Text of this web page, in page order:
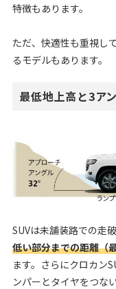
特徴もあります。
ただ、快適性も重視し
るモデルもあります。
最低地上高と3ア
SUVは未舗装路での走
低い部分までの距離（
ます。さらにクロカン
ンパーとタイヤをつな